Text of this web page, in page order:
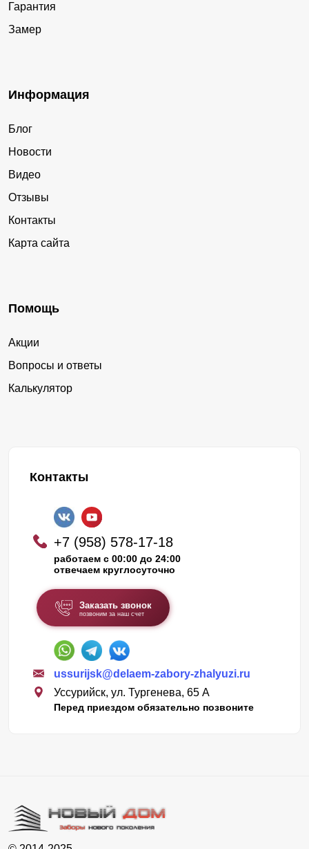
Гарантия
Замер
Информация
Блог
Новости
Видео
Отзывы
Контакты
Карта сайта
Помощь
Акции
Вопросы и ответы
Калькулятор
Контакты
+7 (958) 578-17-18
работаем с 00:00 до 24:00
отвечаем круглосуточно
Заказать звонок
позвоним за наш счет
ussurijsk@delaem-zabory-zhalyuzi.ru
Уссурийск, ул. Тургенева, 65 А
Перед приездом обязательно позвоните